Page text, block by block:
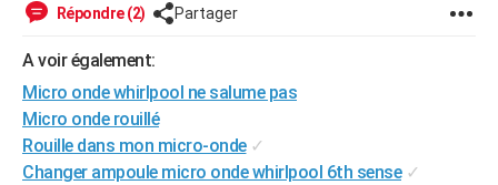
Guides de France
Escapades
Patrimoine
Expositions
Musées
Week-end nature
Art de vivre
Bien-être
Loisirs
Mode
Modes de vie
Alimentation
Guide de la santé
Maladies
Médicaments
Sommeil
VOYAGE
PHOTO
Répondre (2) Partager
A voir également:
Micro onde whirlpool ne salume pas
Micro onde rouillé
Rouille dans mon micro-onde ✓
Changer ampoule micro onde whirlpool 6th sense ✓